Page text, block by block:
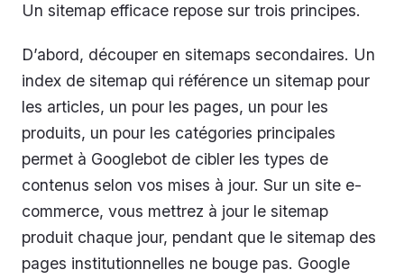
Un sitemap efficace repose sur trois principes.
D’abord, découper en sitemaps secondaires. Un
index de sitemap qui référence un sitemap pour
les articles, un pour les pages, un pour les
produits, un pour les catégories principales
permet à Googlebot de cibler les types de
contenus selon vos mises à jour. Sur un site e-
commerce, vous mettrez à jour le sitemap
produit chaque jour, pendant que le sitemap des
pages institutionnelles ne bouge pas. Google